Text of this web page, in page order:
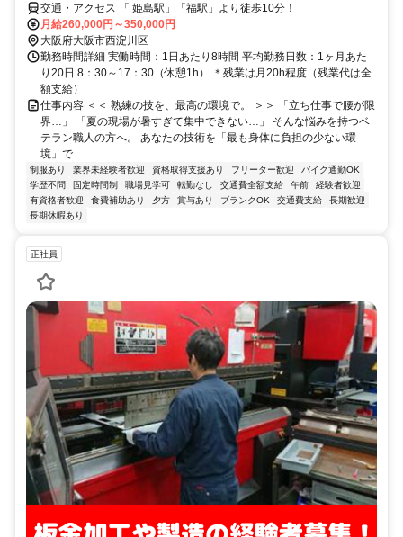
交通・アクセス 「 姫島駅」「福駅」より徒歩10分！
月給260,000円～350,000円
大阪府大阪市西淀川区
勤務時間詳細 実働時間：1日あたり8時間 平均勤務日数：1ヶ月あた
り20日 8：30～17：30（休憩1h） ＊残業は月20h程度（残業代は全
額支給）
仕事内容 ＜＜ 熟練の技を、最高の環境で。 ＞＞ 「立ち仕事で腰が限
界…」 「夏の現場が暑すぎて集中できない…」 そんな悩みを持つベ
テラン職人の方へ。 あなたの技術を「最も身体に負担の少ない環
境」で...
制服あり 業界未経験者歓迎 資格取得支援あり フリーター歓迎
バイク通勤OK
学歴不問
固定時間制 職場見学可 転勤なし 交通費全額支給 午前
経験者歓迎
有資格者歓迎
食費補助あり 夕方 賞与あり ブランクOK 交通費支給
長期歓迎
長期休暇あり
正社員